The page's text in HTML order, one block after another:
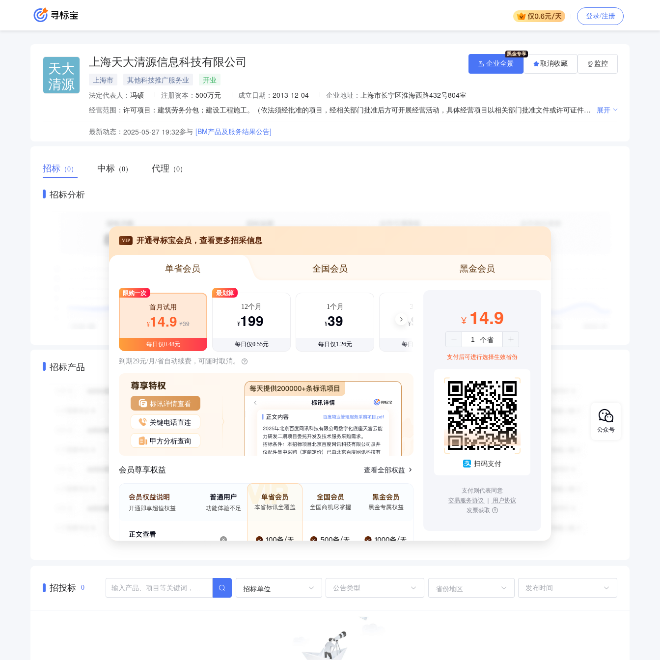
登录/注册
天大
清源
上海天大清源信息科技有限公司
上海市 其他科技推广服务业
开业
法定代表人： 冯硕 注册资本： 500万元 成立日期： 2013-12-04 企业地址： 上海市长宁区淮海西路432号804室
经营范围：
许可项目：建筑劳务分包；建设工程施工。（依法须经批准的项目，经相关部门批准后方可开展经营活动，具体经营项目以相关部门批准文件或许可证件为准） 一般项目：技术服务、技术开发、技术咨询、技术交流、技术转让、技术推广；计算机系统服务；数据处理服务；数据处理和存储支持服务；计算机及办公设备维修；计算机软硬件及辅助设备批发；计算机软硬件及辅助设备零售；人工智能基础软件开发；软件开发；软件销售；软件外包服务；信息系统集成服务；电子产品销售；对外承包工程；承接总公司工程建设业务；劳务服务（不含劳务派遣）；机械设备销售；机械设备租赁；电子元器件与机电组件设备销售；电子元器件批发；租赁服务（不含许可类租赁服务）；住房租赁。（除依法须经批准的项目外，凭营业执照依法自主开展经营活动） 展开
最新动态： 2025-05-27 19:32参与 [BM产品及服务结果公告]
企业全景 取消收藏 监控
招标 （0） 中标 （0） 代理 （0）
招标分析
招标产品
VIP 开通寻标宝会员，查看更多招采信息
单省会员 全国会员 黑金会员
限购一次
首月试用
¥14.9 ¥39
每日仅0.48元
最划算
12个月
¥199
每日仅0.55元
1个月
¥39
每日仅1.26元
3个月
¥99
每日仅1.08元
到期29元/月/省自动续费，可随时取消。
标讯详情查看
关键电话直连
甲方分析查询
会员尊享权益 查看全部权益
¥ 14.9
支付后可进行选择生效省份
扫码支付
支付则代表同意
交易服务协议 ｜ 用户协议
发票获取
招投标 0 招标单位 省份地区
公众号